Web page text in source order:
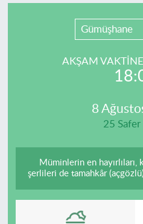
Gümüşhane
AKŞAM
8
25
Müminlerin en hayırlıları,
şerlileri de tamahkâr
Resmi İlanlar
Manisa Trafik Yoğunluk
Süper Lig Puan Durumu
Son Dakika Haberleri
Haber Arşivi